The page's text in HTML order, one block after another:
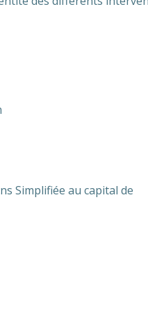
Simplifiée au capital de